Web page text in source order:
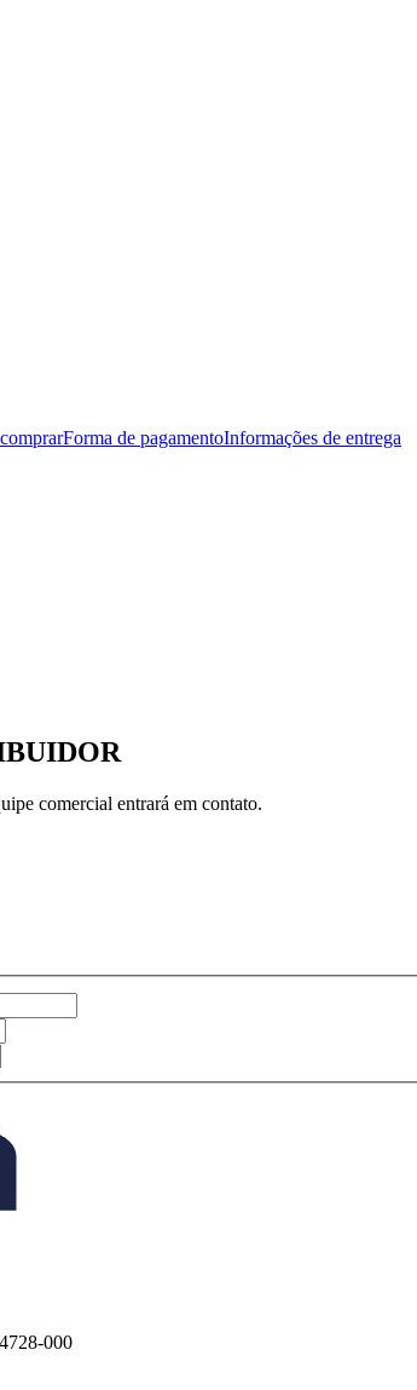
Forma de pagamentoInformações de entrega
comercial entrará em contato.
000